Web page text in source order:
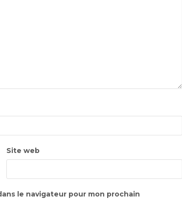
Site web
le navigateur pour mon prochain